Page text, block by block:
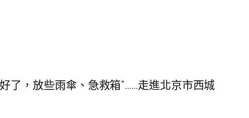
了，放些雨傘、急救箱”……走進北京市西城